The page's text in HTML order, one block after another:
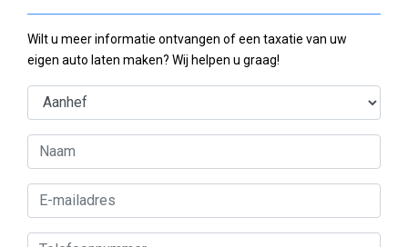
Wilt u meer informatie ontvangen of een taxatie van uw
eigen auto laten maken? Wij helpen u graag!